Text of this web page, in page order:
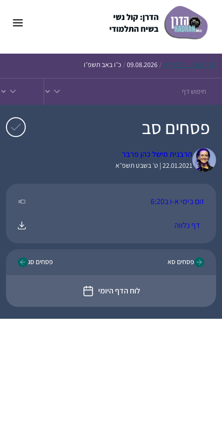
הדף היומי – חולין קא/
09.08.2026
/ כ״ו באב תשפ״ו
פסחים סב
הרבנית מישל כהן פרבר
22.01.2021 | ט׳ בשבט תשפ״א
זום בימי א-ו ב6:20
דף נלווה
פסחים סא
לוח הדף היומי
פסחים סג